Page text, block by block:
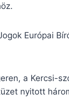
Európai
a Kercsi-
nyitott